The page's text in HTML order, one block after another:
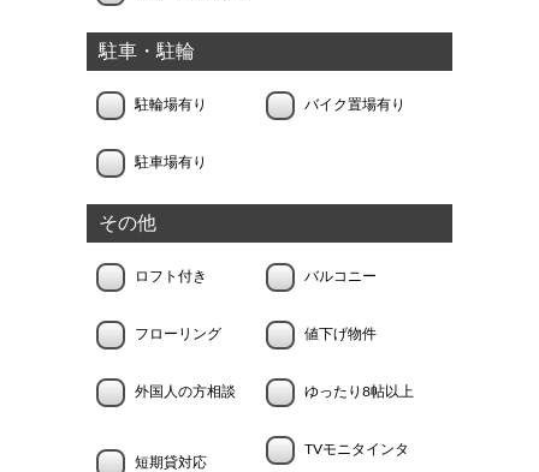
駐車・駐輪
駐輪場有り バイク置場有り
駐車場有り
その他
ロフト付き バルコニー
フローリング 値下げ物件
外国人の方相談 ゆったり8帖以上
短期貸対応
TVモニタインタ